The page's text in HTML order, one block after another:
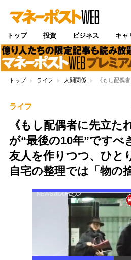
トップ 投資 ビジネス キャ
トップ ライフ 人間関係 《もし配偶
ライフ
《もし配偶者に先立
が“最後の10年”です
友人を作りつつ、ひと
自宅の整理では「物の